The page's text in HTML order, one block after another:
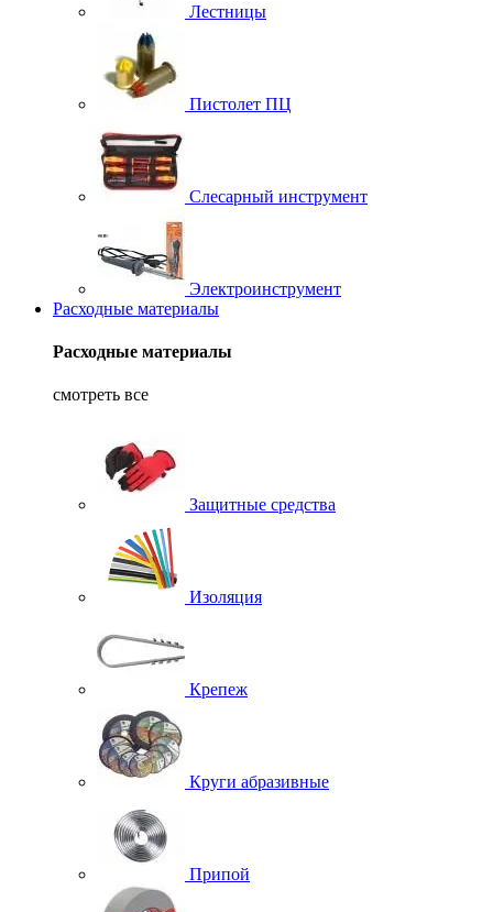
Лестницы
Пистолет ПЦ
Слесарный инструмент
Электроинструмент
Расходные материалы
Расходные материалы
смотреть все
Защитные средства
Изоляция
Крепеж
Круги абразивные
Припой